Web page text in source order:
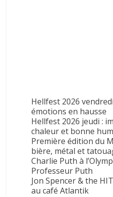
Hellfest 2026
émotions en hausse
Hellfest 2026 jeudi :
chaleur et bonne
Première édition du
bière, métal et
Charlie Puth à
Professeur Puth
Jon Spencer & the
au café Atlantik